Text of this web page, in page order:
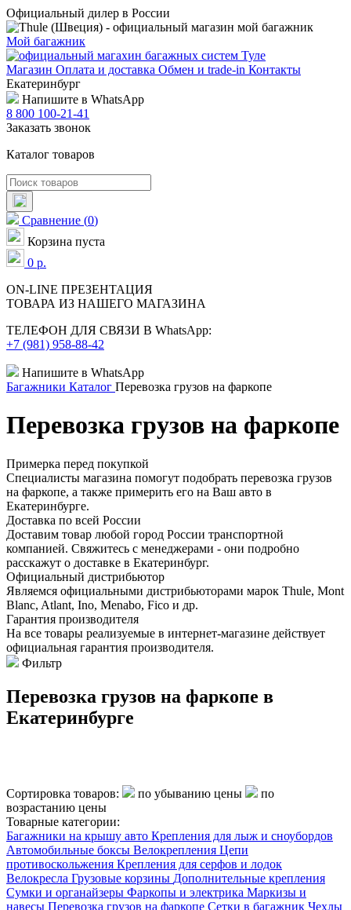
Официальный дилер в России
Мой багажник
Магазин Оплата и доставка Обмен и trade-in Контакты
Екатеринбург
Напишите в WhatsApp
8 800 100-21-41
Заказать звонок
Каталог товаров
Сравнение (0)
Корзина пуста
0 р.
ON-LINE ПРЕЗЕНТАЦИЯ
ТОВАРА ИЗ НАШЕГО МАГАЗИНА
ТЕЛЕФОН ДЛЯ СВЯЗИ В WhatsApp:
+7 (981) 958-88-42
Напишите в WhatsApp
Багажники Каталог Перевозка грузов на фаркопе
Перевозка грузов на фаркопе
Примерка перед покупкой
Специалисты магазина помогут подобрать перевозка грузов
на фаркопе, а также примерить его на Ваш авто в
Екатеринбурге.
Доставка по всей России
Доставим товар любой город России транспортной
компанией. Свяжитесь с менеджерами - они подробно
расскажут о доставке в Екатеринбург.
Официальный дистрибьютор
Являемся официальными дистрибьюторами марок Thule, Mont
Blanc, Atlant, Ino, Menabo, Fico и др.
Гарантия производителя
На все товары реализуемые в интернет-магазине действует
официальная гарантия производителя.
Фильтр
Перевозка грузов на фаркопе в
Екатеринбурге
Сортировка товаров: по убыванию цены
по
возрастанию цены
Товарные категории:
Багажники на крышу авто Крепления для лыж и сноубордов
Автомобильные боксы Велокрепления Цепи
противоскольжения Крепления для серфов и лодок
Велокресла Грузовые корзины Дополнительные крепления
Сумки и органайзеры Фаркопы и электрика Маркизы и
навесы Перевозка грузов на фаркопе Сетки в багажник Чехлы